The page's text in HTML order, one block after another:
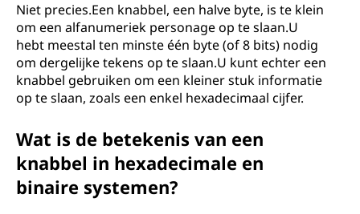
Niet precies.Een knabbel, een halve byte, is te klein
om een ​​alfanumeriek personage op te slaan.U
hebt meestal ten minste één byte (of 8 bits) nodig
om dergelijke tekens op te slaan.U kunt echter een
knabbel gebruiken om een ​​kleiner stuk informatie
op te slaan, zoals een enkel hexadecimaal cijfer.
Wat is de betekenis van een
knabbel in hexadecimale en
binaire systemen?